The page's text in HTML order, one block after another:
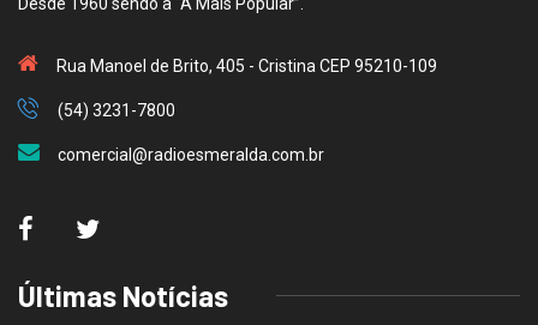
Rua Manoel de Brito, 405 - Cristina CEP 95210-109
(54) 3231-7800
comercial@radioesmeralda.com.br
Últimas Notícias